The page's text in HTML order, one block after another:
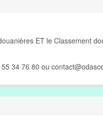
ET le Classement
34 76 80 ou